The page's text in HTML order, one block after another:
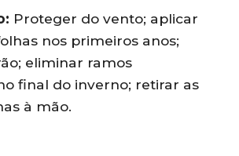
Proteger do vento; aplicar
nos primeiros anos;
eliminar ramos
final do inverno; retirar as
à mão.